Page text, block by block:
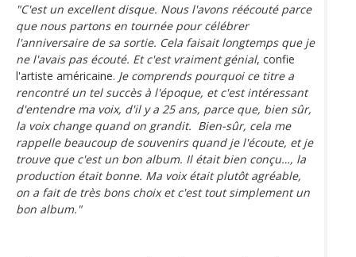
"C'est un excellent disque. Nous l'avons réécouté parce
que nous partons en tournée pour célébrer
l'anniversaire de sa sortie. Cela faisait longtemps que je
ne l'avais pas écouté. Et c'est vraiment génial, confie
l'artiste américaine. Je comprends pourquoi ce titre a
rencontré un tel succès à l'époque, et c'est intéressant
d'entendre ma voix, d'il y a 25 ans, parce que, bien sûr,
la voix change quand on grandit. Bien-sûr, cela me
rappelle beaucoup de souvenirs quand je l'écoute, et je
trouve que c'est un bon album. Il était bien conçu…, la
production était bonne. Ma voix était plutôt agréable,
on a fait de très bons choix et c'est tout simplement un
bon album."